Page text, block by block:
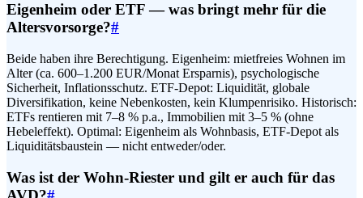
Eigenheim oder ETF — was bringt mehr für die
Altersvorsorge?#
Beide haben ihre Berechtigung. Eigenheim: mietfreies Wohnen im
Alter (ca. 600–1.200 EUR/Monat Ersparnis), psychologische
Sicherheit, Inflationsschutz. ETF-Depot: Liquidität, globale
Diversifikation, keine Nebenkosten, kein Klumpenrisiko. Historisch:
ETFs rentieren mit 7–8 % p.a., Immobilien mit 3–5 % (ohne
Hebeleffekt). Optimal: Eigenheim als Wohnbasis, ETF-Depot als
Liquiditätsbaustein — nicht entweder/oder.
Was ist der Wohn-Riester und gilt er auch für das